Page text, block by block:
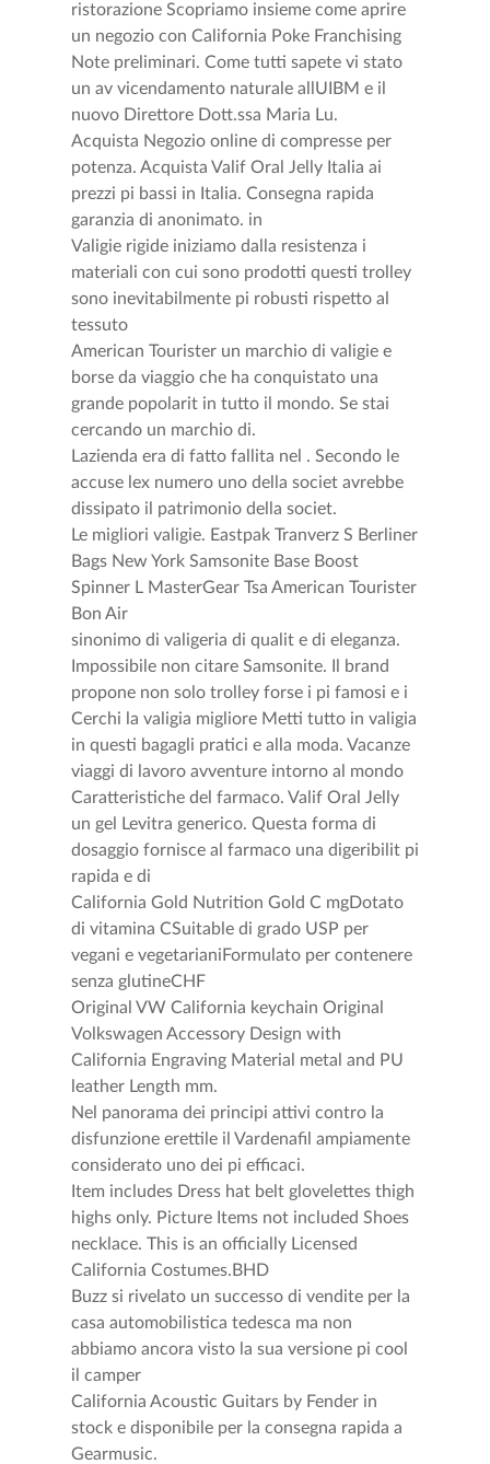
ristorazione Scopriamo insieme come aprire
un negozio con California Poke Franchising
Note preliminari. Come tutti sapete vi stato
un av vicendamento naturale allUIBM e il
nuovo Direttore Dott.ssa Maria Lu.
Acquista Negozio online di compresse per
potenza. Acquista Valif Oral Jelly Italia ai
prezzi pi bassi in Italia. Consegna rapida
garanzia di anonimato. in
Valigie rigide iniziamo dalla resistenza i
materiali con cui sono prodotti questi trolley
sono inevitabilmente pi robusti rispetto al
tessuto
American Tourister un marchio di valigie e
borse da viaggio che ha conquistato una
grande popolarit in tutto il mondo. Se stai
cercando un marchio di.
Lazienda era di fatto fallita nel . Secondo le
accuse lex numero uno della societ avrebbe
dissipato il patrimonio della societ.
Le migliori valigie. Eastpak Tranverz S Berliner
Bags New York Samsonite Base Boost
Spinner L MasterGear Tsa American Tourister
Bon Air
sinonimo di valigeria di qualit e di eleganza.
Impossibile non citare Samsonite. Il brand
propone non solo trolley forse i pi famosi e i
Cerchi la valigia migliore Metti tutto in valigia
in questi bagagli pratici e alla moda. Vacanze
viaggi di lavoro avventure intorno al mondo
Caratteristiche del farmaco. Valif Oral Jelly
un gel Levitra generico. Questa forma di
dosaggio fornisce al farmaco una digeribilit pi
rapida e di
California Gold Nutrition Gold C mgDotato
di vitamina CSuitable di grado USP per
vegani e vegetarianiFormulato per contenere
senza glutineCHF
Original VW California keychain Original
Volkswagen Accessory Design with
California Engraving Material metal and PU
leather Length mm.
Nel panorama dei principi attivi contro la
disfunzione erettile il Vardenafil ampiamente
considerato uno dei pi efficaci.
Item includes Dress hat belt glovelettes thigh
highs only. Picture Items not included Shoes
necklace. This is an officially Licensed
California Costumes.BHD
Buzz si rivelato un successo di vendite per la
casa automobilistica tedesca ma non
abbiamo ancora visto la sua versione pi cool
il camper
California Acoustic Guitars by Fender in
stock e disponibile per la consegna rapida a
Gearmusic.